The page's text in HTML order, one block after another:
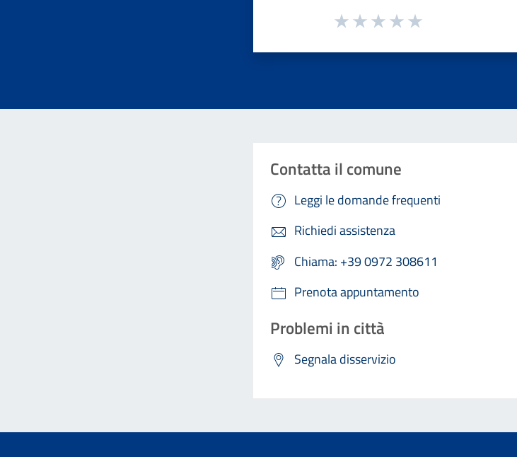
Valuta da 1 a 5 stelle la pagina
Contatta il comune
Leggi le domande frequenti
Richiedi assistenza
Chiama: +39 0972 308611
Prenota appuntamento
Problemi in città
Segnala disservizio